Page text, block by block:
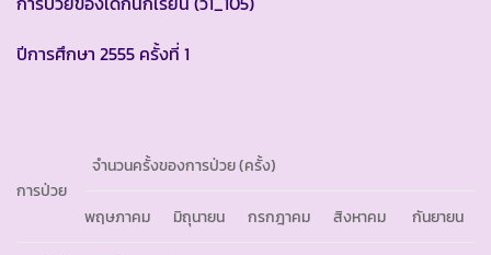
ปีการศึกษา 2555 ครั้งที่ 1
การป่วย
จำนวนครั้งของการป่วย (ครั้ง)
พฤษภาคม มิถุนายน กรกฎาคม สิงหาคม กันยายน